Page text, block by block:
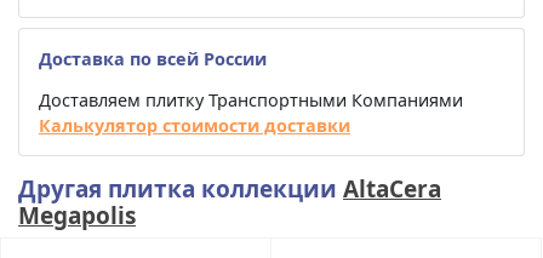
Доставка по всей России
Доставляем плитку Транспортными Компаниями
Калькулятор стоимости доставки
Другая плитка коллекции AltaCera
Megapolis